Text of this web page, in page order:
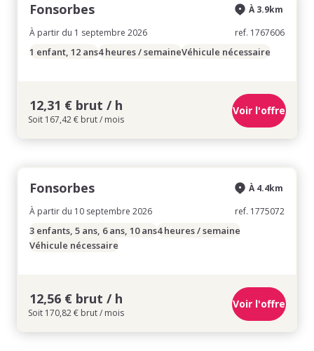
Fonsorbes
À partir du 1 septembre 2026
À 3.9km
ref. 1767606
1 enfant, 12 ans4 heures / semaineVéhicule nécessaire
12,31 € brut / h
Soit 167,42 € brut / mois
Voir l'offre
Fonsorbes
À partir du 10 septembre 2026
À 4.4km
ref. 1775072
3 enfants, 5 ans, 6 ans, 10 ans4 heures / semaine
Véhicule nécessaire
12,56 € brut / h
Soit 170,82 € brut / mois
Voir l'offre